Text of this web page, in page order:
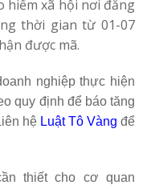
hiểm xã hội nơi đăng
thời gian từ 01-07
được mã.
nghiệp thực hiện
quy định để báo tăng
hệ Luật Tô Vàng để
thiết cho cơ quan